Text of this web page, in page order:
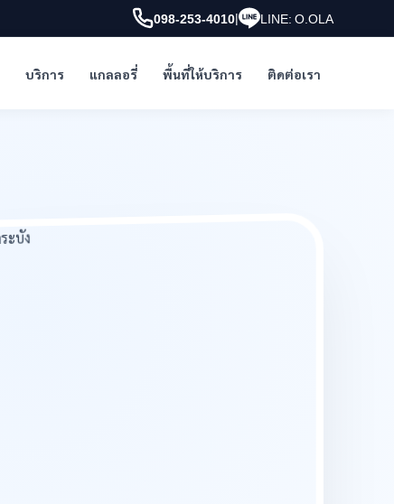
098-253-4010| LINE: O.OLA
บริการ แกลลอรี่ พื้นที่ให้บริการ ติดต่อเรา